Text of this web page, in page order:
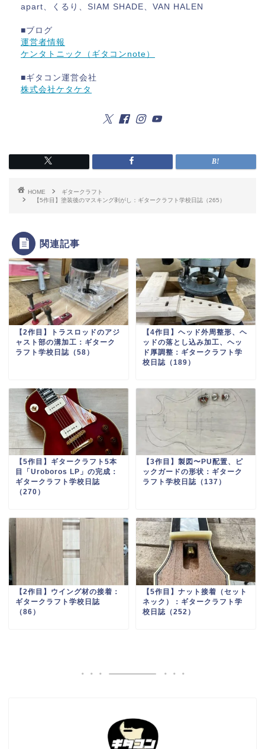
apart、くるり、SIAM SHADE、VAN HALEN
■ブログ
運営者情報
ケンタトニック（ギタコンnote）
■ギタコン運営会社
株式会社ケタケタ
HOME
ギタークラフト
【5作目】塗装後のマスキング剥がし：ギタークラフト学校日誌（265）
関連記事
【2作目】トラスロッドのアジ
ャスト部の溝加工：ギターク
ラフト学校日誌（58）
【4作目】ヘッド外周整形、ヘ
ッドの落とし込み加工、ヘッ
ド厚調整：ギタークラフト学
校日誌（189）
【5作目】ギタークラフト5本
目「Uroboros LP」の完成：
ギタークラフト学校日誌
（270）
【3作目】製図〜PU配置、ピ
ックガードの形状：ギターク
ラフト学校日誌（137）
【2作目】ウイング材の接着：
ギタークラフト学校日誌
（86）
【5作目】ナット接着（セット
ネック）：ギタークラフト学
校日誌（252）